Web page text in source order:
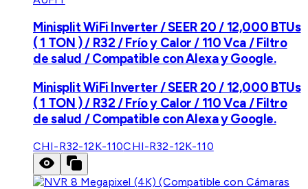
Minisplit WiFi Inverter / SEER 20 / 12,000 BTUs
( 1 TON ) / R32 / Frío y Calor / 110 Vca / Filtro
de salud / Compatible con Alexa y Google.
Minisplit WiFi Inverter / SEER 20 / 12,000 BTUs
( 1 TON ) / R32 / Frío y Calor / 110 Vca / Filtro
de salud / Compatible con Alexa y Google.
CHI-R32-12K-110CHI-R32-12K-110